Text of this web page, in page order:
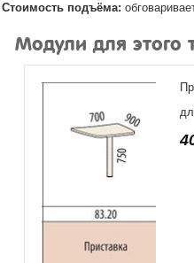
Стоимость подъёма:
Модули для